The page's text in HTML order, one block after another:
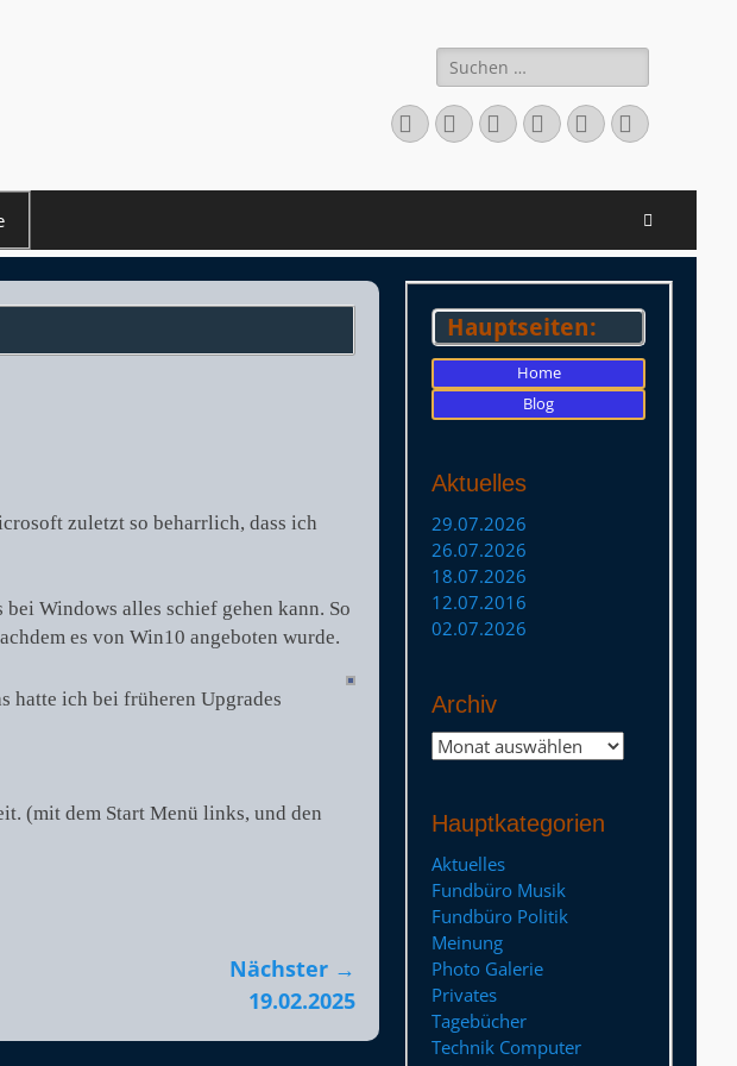
Suchen
nach:
Facebook
TwitterLinkedIn
FlickrInstagram
zuletzt so beharrlich, dass ich
Windows alles schief gehen kann. So
es von Win10 angeboten wurde.
hatte ich bei früheren Upgrades
(mit dem Start Menü links, und den
Nächster →
19.02.2025
Hauptseiten:
Home
Blog
Aktuelles
29.07.2026
26.07.2026
18.07.2026
12.07.2016
02.07.2026
Archiv
Archiv
Hauptkategorien
Aktuelles
Fundbüro Musik
Fundbüro Politik
Meinung
Photo Galerie
Privates
Tagebücher
Technik Computer